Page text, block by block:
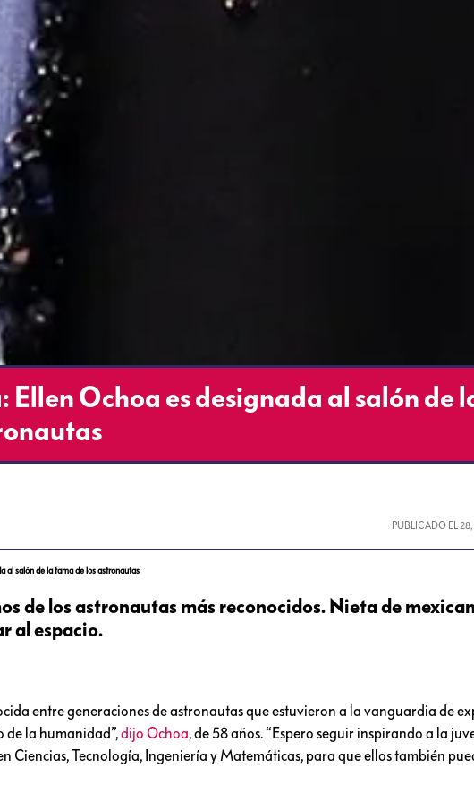
Ochoa es designada al salón de
PUBLICADO EL
al salón de la fama de los astronautas
de los astronautas más reconocidos. Nieta de
al espacio.
entre generaciones de astronautas que estuvieron a la vanguardia de
de la humanidad”,dijo Ochoa, de 58 años. “Espero seguir inspirando a la
Ciencias, Tecnología, Ingeniería y Matemáticas, para que ellos también